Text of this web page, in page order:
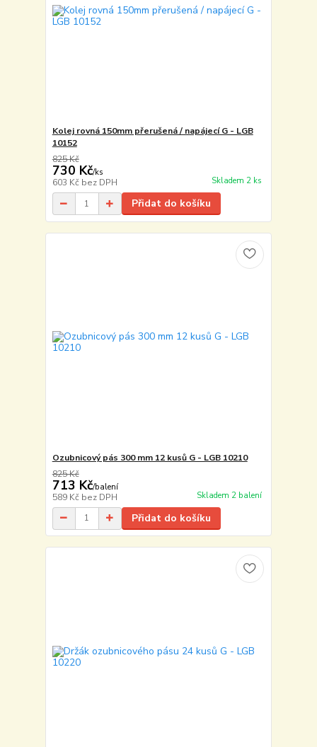
Kolej rovná 150mm přerušená / napájecí G - LGB
10152
825 Kč
730 Kč/ks
603 Kč bez DPH Skladem 2 ks
Přidat do košíku
Ozubnicový pás 300 mm 12 kusů G - LGB 10210
825 Kč
713 Kč/balení
589 Kč bez DPH Skladem 2 balení
Přidat do košíku